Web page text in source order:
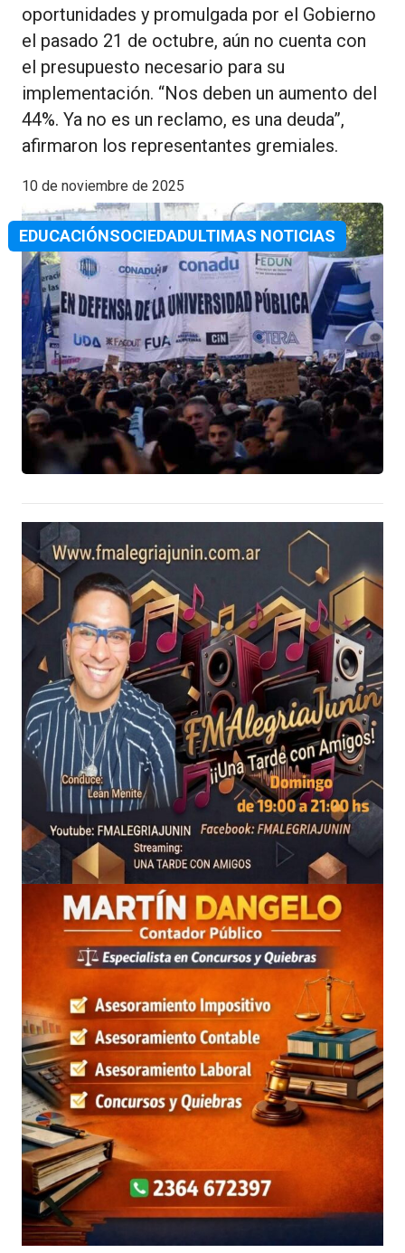
oportunidades y promulgada por el Gobierno
el pasado 21 de octubre, aún no cuenta con
el presupuesto necesario para su
implementación. “Nos deben un aumento del
44%. Ya no es un reclamo, es una deuda”,
afirmaron los representantes gremiales.
10 de noviembre de 2025
EDUCACIÓNSOCIEDADULTIMAS NOTICIAS